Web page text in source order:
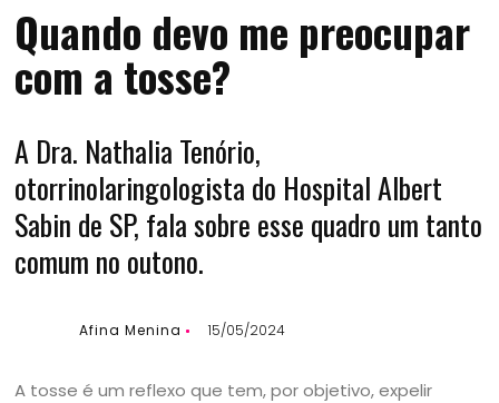
Quando devo me preocupar
com a tosse?
A Dra. Nathalia Tenório,
otorrinolaringologista do Hospital Albert
Sabin de SP, fala sobre esse quadro um tanto
comum no outono.
Afina Menina 15/05/2024
A tosse é um reflexo que tem, por objetivo, expelir